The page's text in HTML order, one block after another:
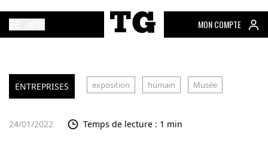
MON COMPTE
ENTREPRISES exposition humain Musée
24/01/2022 Temps de lecture : 1 min